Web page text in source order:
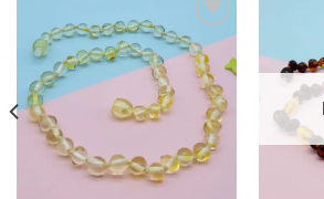
Mėgstamiausias